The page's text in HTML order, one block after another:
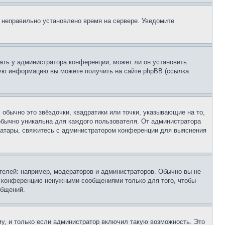
установлено время на сервере. Уведомите
у администратора конференции, может ли он установить
информацию вы можете получить на сайте phpBB (ссылка
это звёздочки, квадратики или точки, указывающие на то,
уникальна для каждого пользователя. От администратора
свяжитесь с администратором конференции для выяснения
например, модераторов и администраторов. Обычно вы не
ненужными сообщениями только для того, чтобы
и только если администратор включил такую возможность. Это